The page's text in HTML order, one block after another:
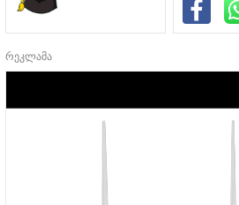
რეკლამა